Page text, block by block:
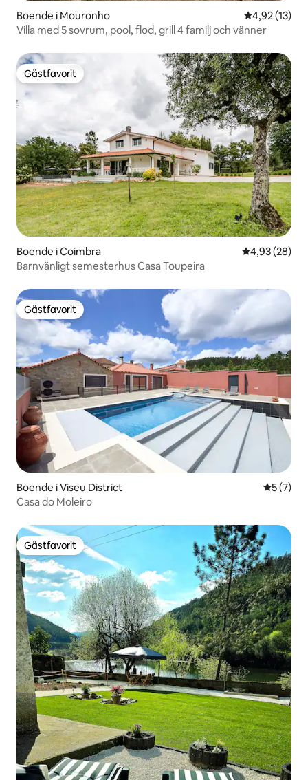
Boende i Mouronho 4,92 av 5 i
4,92 (13)
Villa med 5 sovrum, pool, flod, grill 4 familj och vänner
Gästfavorit
Gästfavorit
Boende i Coimbra 4,93 av 5 i
4,93 (28)
Barnvänligt semesterhus Casa Toupeira
Gästfavorit
Gästfavorit
Boende i Viseu District 5 av 5 i
5 (7)
Casa do Moleiro
Gästfavorit
Gästfavorit